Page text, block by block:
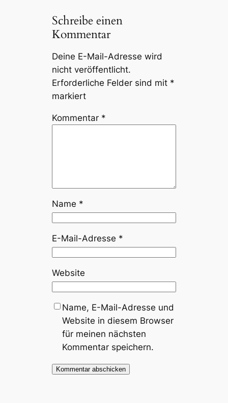
Schreibe einen
Kommentar
Deine E-Mail-Adresse wird
nicht veröffentlicht.
Erforderliche Felder sind mit *
markiert
Kommentar *
Name *
E-Mail-Adresse *
Website
Name, E-Mail-Adresse und
Website in diesem Browser
für meinen nächsten
Kommentar speichern.